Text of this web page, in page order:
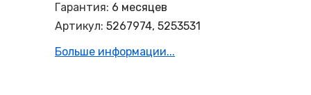
Гарантия: 6 месяцев
Артикул: 5267974, 5253531
Больше информации...